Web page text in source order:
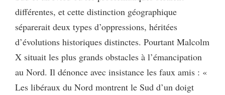
différentes, et cette distinction géographique
séparerait deux types d’oppressions, héritées
d’évolutions historiques distinctes. Pourtant Malcolm
X situait les plus grands obstacles à l’émancipation
au Nord. Il dénonce avec insistance les faux amis : «
Les libéraux du Nord montrent le Sud d’un doigt